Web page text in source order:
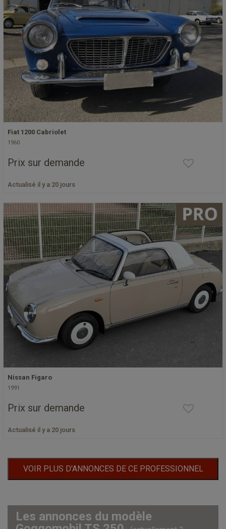
Fiat 1200 Cabriolet
1960
Prix sur demande
Actualisé il y a 20 jours
Nissan Figaro
1991
Prix sur demande
Actualisé il y a 20 jours
VOIR PLUS D'ANNONCES DE CE PROFESSIONNEL
Les annonces du modèle